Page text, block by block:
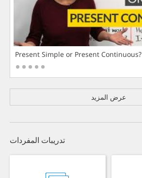
Present Simple or Present Continuous?
عرض المزيد
تدريبات المفردات